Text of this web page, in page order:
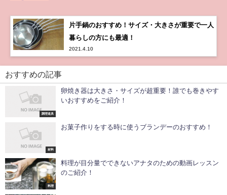
片手鍋のおすすめ！サイズ・大きさが重要で一人
暮らしの方にも最適！
2021.4.10
おすすめの記事
調理道具
卵焼き器は大きさ・サイズが超重要！誰でも巻きやす
いおすすめをご紹介！
材料
お菓子作りをする時に使うブランデーのおすすめ！
料理
料理が目分量でできないアナタのための動画レッスン
のご紹介！